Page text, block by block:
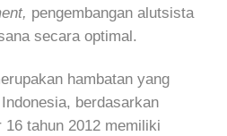
pengembangan alutsista
secara optimal.
hambatan yang
berdasarkan
16 tahun 2012 memiliki